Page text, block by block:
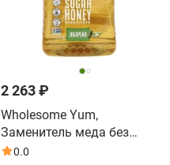
2 263 ₽
Wholesome Yum,
Заменитель меда без
сахара, халапеньо, 312 г
0.0